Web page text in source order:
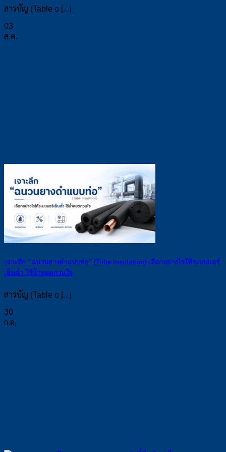
สารบัญ (Table o [...]
03
ส.ค.
เจาะลึก “ฉนวนยางดำแบบท่อ” (Tube Insulation) เลือกอย่างไรให้ระบบแอร์
เย็นฉ่ำ ไร้น้ำหยดกวนใจ
สารบัญ (Table o [...]
30
ก.ค.